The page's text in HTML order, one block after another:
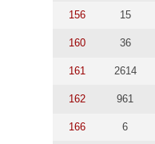
156 15
160 36
161 2614
162 961
166 6